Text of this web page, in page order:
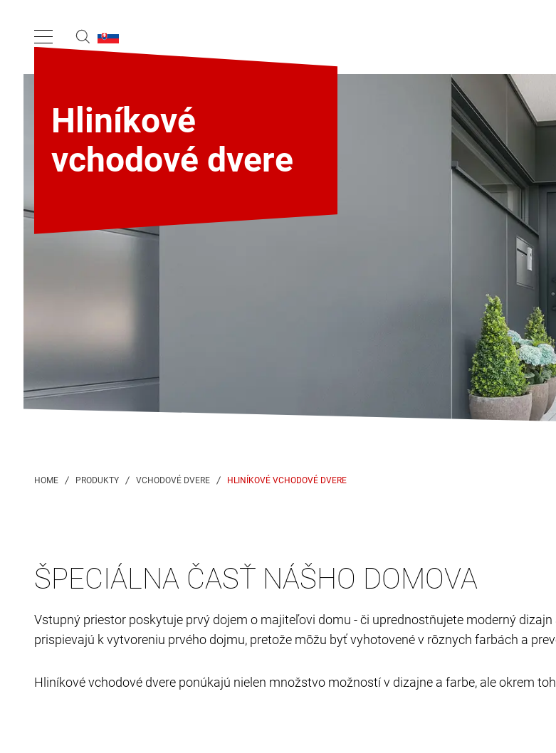
Hliníkové
vchodové dvere
HLINÍKOVÉ VCHODOVÉ DVERE
ŠPECIÁLNA ČASŤ NÁŠHO DOMOVA
Vstupný priestor poskytuje prvý dojem o majiteľovi domu - či uprednostňujete moderný
prispievajú k vytvoreniu prvého dojmu, pretože môžu byť vyhotovené v rôznych farbách a
Hliníkové vchodové dvere ponúkajú nielen množstvo možností v dizajne a farbe, ale okrem